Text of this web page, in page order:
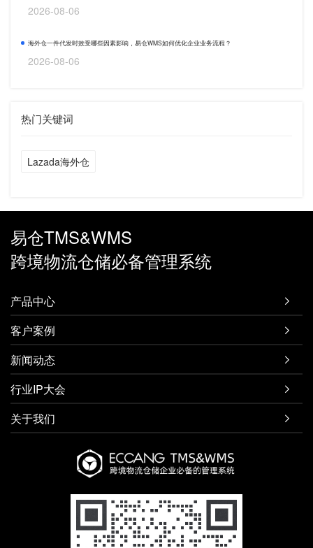
2026-08-06
海外仓一件代发时效受哪些因素影响，易仓WMS如何优化企业业务流程？
2026-08-06
热门关键词
Lazada海外仓
易仓TMS&WMS
跨境物流仓储必备管理系统
产品中心 
客户案例 
新闻动态 
行业IP大会 
关于我们 